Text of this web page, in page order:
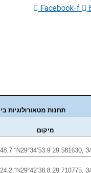
Facebook-f
תחנות מטאורולוגיות
מיקום
“N29°34’53.9 29.581630,
“N29°42’38.8 29.710775,